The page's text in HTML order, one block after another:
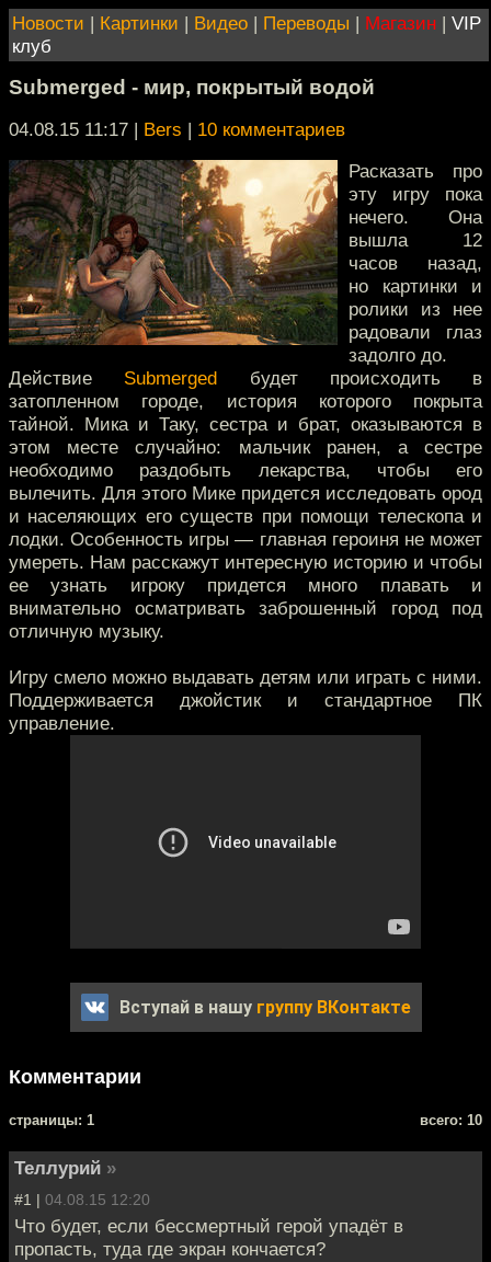
Новости | Картинки | Видео | Переводы | Магазин | VIP
клуб
Submerged - мир, покрытый водой
04.08.15 11:17 | Bers | 10 комментариев
Расказать про
эту игру пока
нечего. Она
вышла 12
часов назад,
но картинки и
ролики из нее
радовали глаз
задолго до.
Действие Submerged будет происходить в
затопленном городе, история которого покрыта
тайной. Мика и Таку, сестра и брат, оказываются в
этом месте случайно: мальчик ранен, а сестре
необходимо раздобыть лекарства, чтобы его
вылечить. Для этого Мике придется исследовать ород
и населяющих его существ при помощи телескопа и
лодки. Особенность игры — главная героиня не может
умереть. Нам расскажут интересную историю и чтобы
ее узнать игроку придется много плавать и
внимательно осматривать заброшенный город под
отличную музыку.
Игру смело можно выдавать детям или играть с ними.
Поддерживается джойстик и стандартное ПК
управление.
Вступай в нашу группу ВКонтакте
Комментарии
cтраницы: 1 всего: 10
Теллурий »
#1 | 04.08.15 12:20
Что будет, если бессмертный герой упадёт в
пропасть, туда где экран кончается?